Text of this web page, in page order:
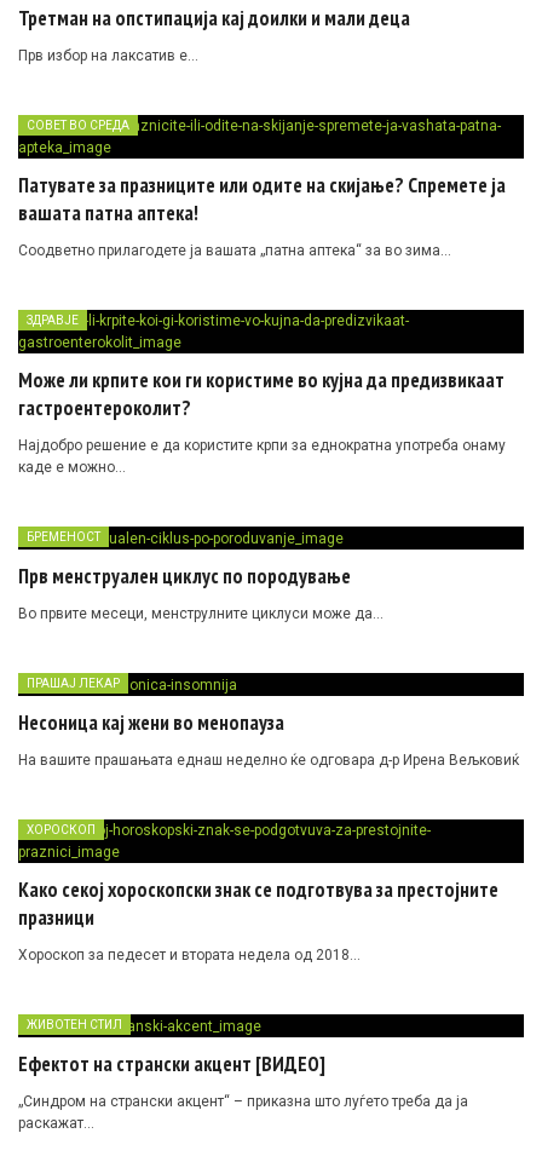
Третман на опстипација кај доилки и мали деца
Прв избор на лаксатив е…
СОВЕТ ВО СРЕДА
Патувате за празниците или одите на скијање? Спремете ја
вашата патна аптека!
Соодветно прилагодете ја вашата „патна аптека“ за во зима…
ЗДРАВЈЕ
Може ли крпите кои ги користиме во кујна да предизвикаат
гастроентероколит?
Најдобро решение е да користите крпи за еднократна употреба онаму
каде е можно…
БРЕМЕНОСТ
Прв менструален циклус по породување
Во првите месеци, менструлните циклуси може да…
ПРАШАЈ ЛЕКАР
Несоница кај жени во менопауза
На вашите прашањата еднаш неделно ќе одговара д-р Ирена Вељковиќ
ХОРОСКОП
Како секој хороскопски знак се подготвува за престојните
празници
Хороскоп за педесет и втората недела од 2018…
ЖИВОТЕН СТИЛ
Ефектот на странски акцент [ВИДЕО]
„Синдром на странски акцент“ – приказна што луѓето треба да ја
раскажат…